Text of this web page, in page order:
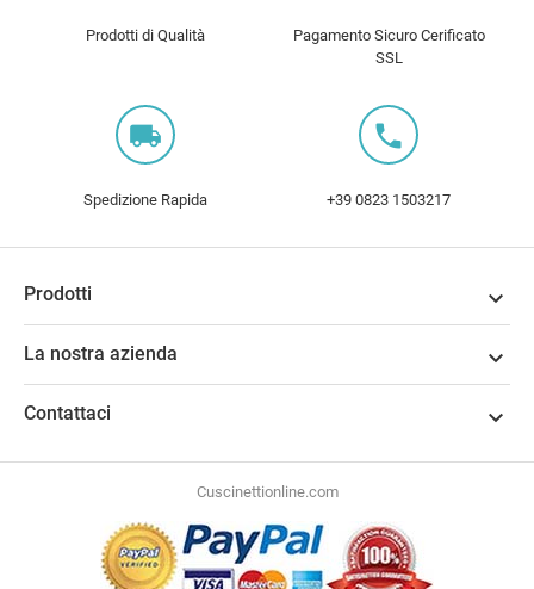
Prodotti di Qualità
Pagamento Sicuro Cerificato
SSL
local_shipping
Spedizione Rapida
local_phone
+39 0823 1503217
Prodotti 
La nostra azienda 
Contattaci 
Cuscinettionline.com